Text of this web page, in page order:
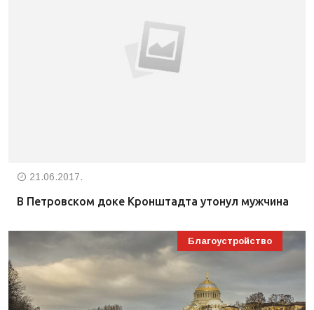
21.06.2017.
В Петровском доке Кронштадта утонул мужчина
Благоустройство